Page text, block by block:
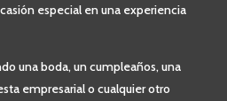
especial en una experiencia
una boda, un cumpleaños, una
empresarial o cualquier otro